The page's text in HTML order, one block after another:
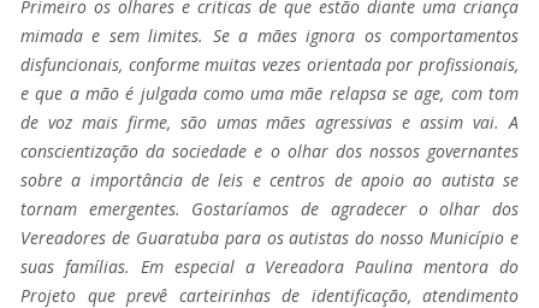
Primeiro os olhares e criticas de que estão diante uma criança
mimada e sem limites. Se a mães ignora os comportamentos
disfuncionais, conforme muitas vezes orientada por profissionais,
e que a mão é julgada como uma mãe relapsa se age, com tom
de voz mais firme, são umas mães agressivas e assim vai. A
conscientização da sociedade e o olhar dos nossos governantes
sobre a importância de leis e centros de apoio ao autista se
tornam emergentes. Gostaríamos de agradecer o olhar dos
Vereadores de Guaratuba para os autistas do nosso Município e
suas famílias. Em especial a Vereadora Paulina mentora do
Projeto que prevê carteirinhas de identificação, atendimento